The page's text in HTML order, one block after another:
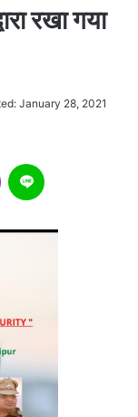
रखा गया
January 28, 2021
Viber